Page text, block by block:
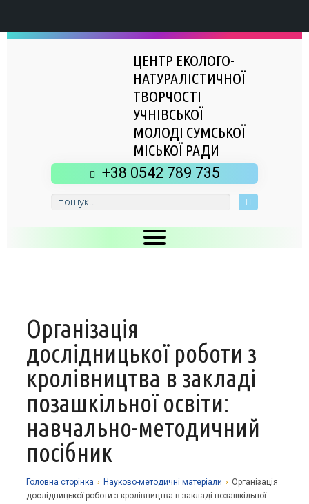
ЦЕНТР ЕКОЛОГО-
НАТУРАЛІСТИЧНОЇ
ТВОРЧОСТІ
УЧНІВСЬКОЇ
МОЛОДІ СУМСЬКОЇ
МІСЬКОЇ РАДИ
+38 0542 789 735
Про заклад
Історія
Структурні підрозділи
Музей
Наші досягнення
Сторінка психолога
Освітній процес
Запрошуємо у гуртки
Дистанційне навчання
Академічна доброчесність
Методична робота
Нормативно-правова база
Програмне забезпечення
Науково-методичні матеріали
Виховна робота
Національно-патріотичне виховання
Організаційно-масова робота
Прозорість та відкритість
Фінансова звітність
Стаття 30 Закону України «Про освіту»
Організація
дослідницької роботи з
кролівництва в закладі
позашкільної освіти:
навчально-методичний
посібник
Головна сторiнка › Науково-методичні матеріали › Організація
дослідницької роботи з кролівництва в закладі позашкільної